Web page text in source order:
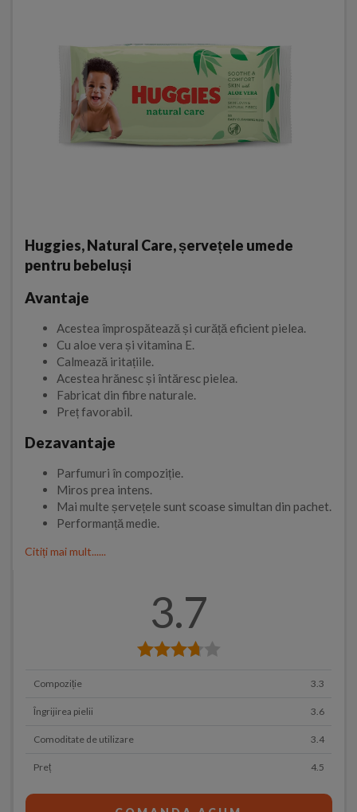
Huggies, Natural Care, șervețele umede
pentru bebeluși
Avantaje
Acestea împrospătează și curăță eficient pielea.
Cu aloe vera și vitamina E.
Calmează iritațiile.
Acestea hrănesc și întăresc pielea.
Fabricat din fibre naturale.
Preț favorabil.
Dezavantaje
Parfumuri în compoziție.
Miros prea intens.
Mai multe șervețele sunt scoase simultan din pachet.
Performanță medie.
Citiți mai mult......
3.7
Compoziție 3.3
Îngrijirea pielii 3.6
Comoditate de utilizare 3.4
Preț 4.5